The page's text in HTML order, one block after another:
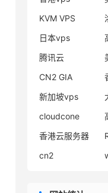
KVM VPS
日本vps
腾讯云
CN2 GIA
新加坡vps
cloudcone
香港云服务器
cn2